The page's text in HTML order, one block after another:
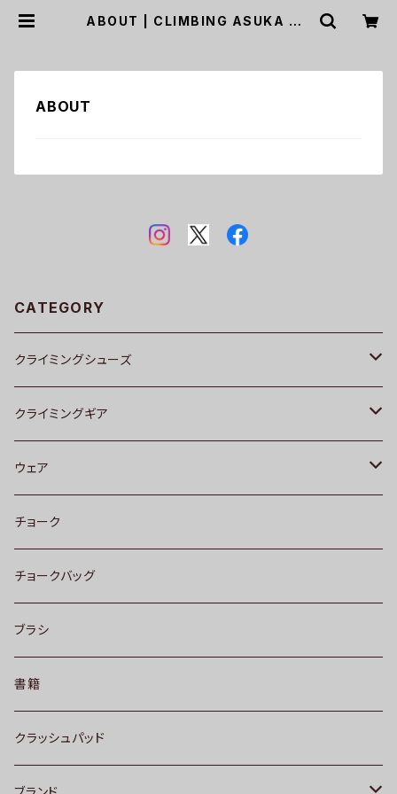
ABOUT | CLIMBING ASUKA ON
ABOUT
CATEGORY
クライミングシューズ
UNPARALLEL[アンパラレル]
MADROCK
EVOLV
SCARPA
SoiLL
クライミングギア
ビレイデバイス
ロープ
ハーネス
クイックドロー
カラビナ
ウェア
クライミングパンツ
トップス
靴下
チョーク
チョークバッグ
ブラシ
書籍
クラッシュパッド